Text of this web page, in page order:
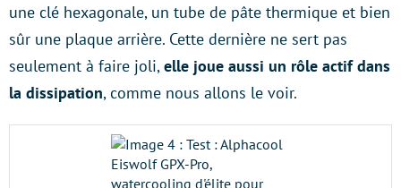
une clé hexagonale, un tube de pâte thermique et bien
sûr une plaque arrière. Cette dernière ne sert pas
seulement à faire joli,elle joue aussi un rôle actif dans
la dissipation, comme nous allons le voir.